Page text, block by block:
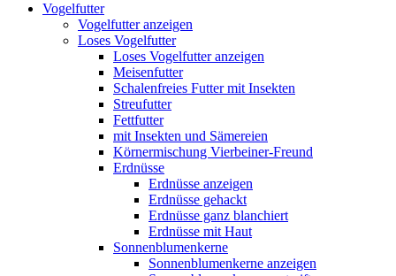
Vogelfutter
Vogelfutter anzeigen
Loses Vogelfutter
Loses Vogelfutter anzeigen
Meisenfutter
Schalenfreies Futter mit Insekten
Streufutter
Fettfutter
mit Insekten und Sämereien
Körnermischung Vierbeiner-Freund
Erdnüsse
Erdnüsse anzeigen
Erdnüsse gehackt
Erdnüsse ganz blanchiert
Erdnüsse mit Haut
Sonnenblumenkerne
Sonnenblumenkerne anzeigen